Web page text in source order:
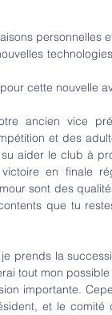
personnelles
cette nouvelle
ancien vice
et des
aider le club à
en finale
sont des
que tu
prends la
tout mon
importante.
et le